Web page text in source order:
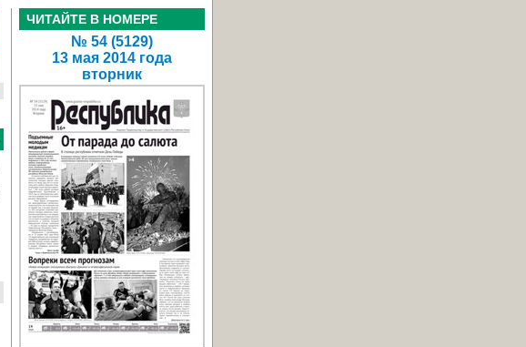
ЧИТАЙТЕ В НОМЕРЕ
№ 54 (5129)
13 мая 2014 года
вторник